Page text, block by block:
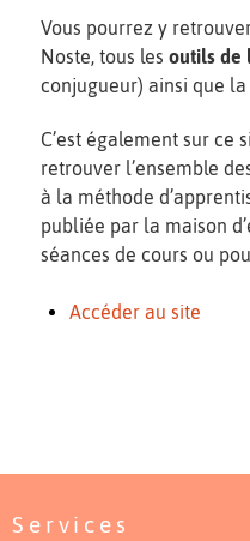
Vous pourrez y
Noste, tous les outils de
conjugueur) ainsi que la
C’est également sur ce
retrouver l’ensemble
à la méthode
publiée par la maison
séances de cours ou
Accéder au site
Services